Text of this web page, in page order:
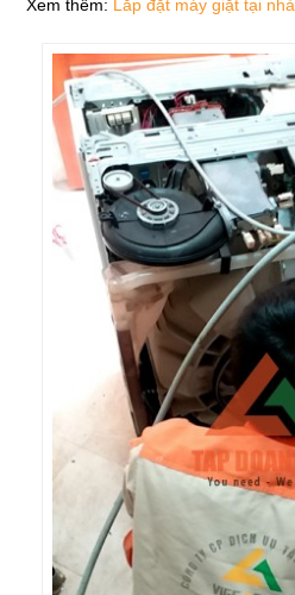
Xem thêm: Lắp đặt máy giặt tại nhà